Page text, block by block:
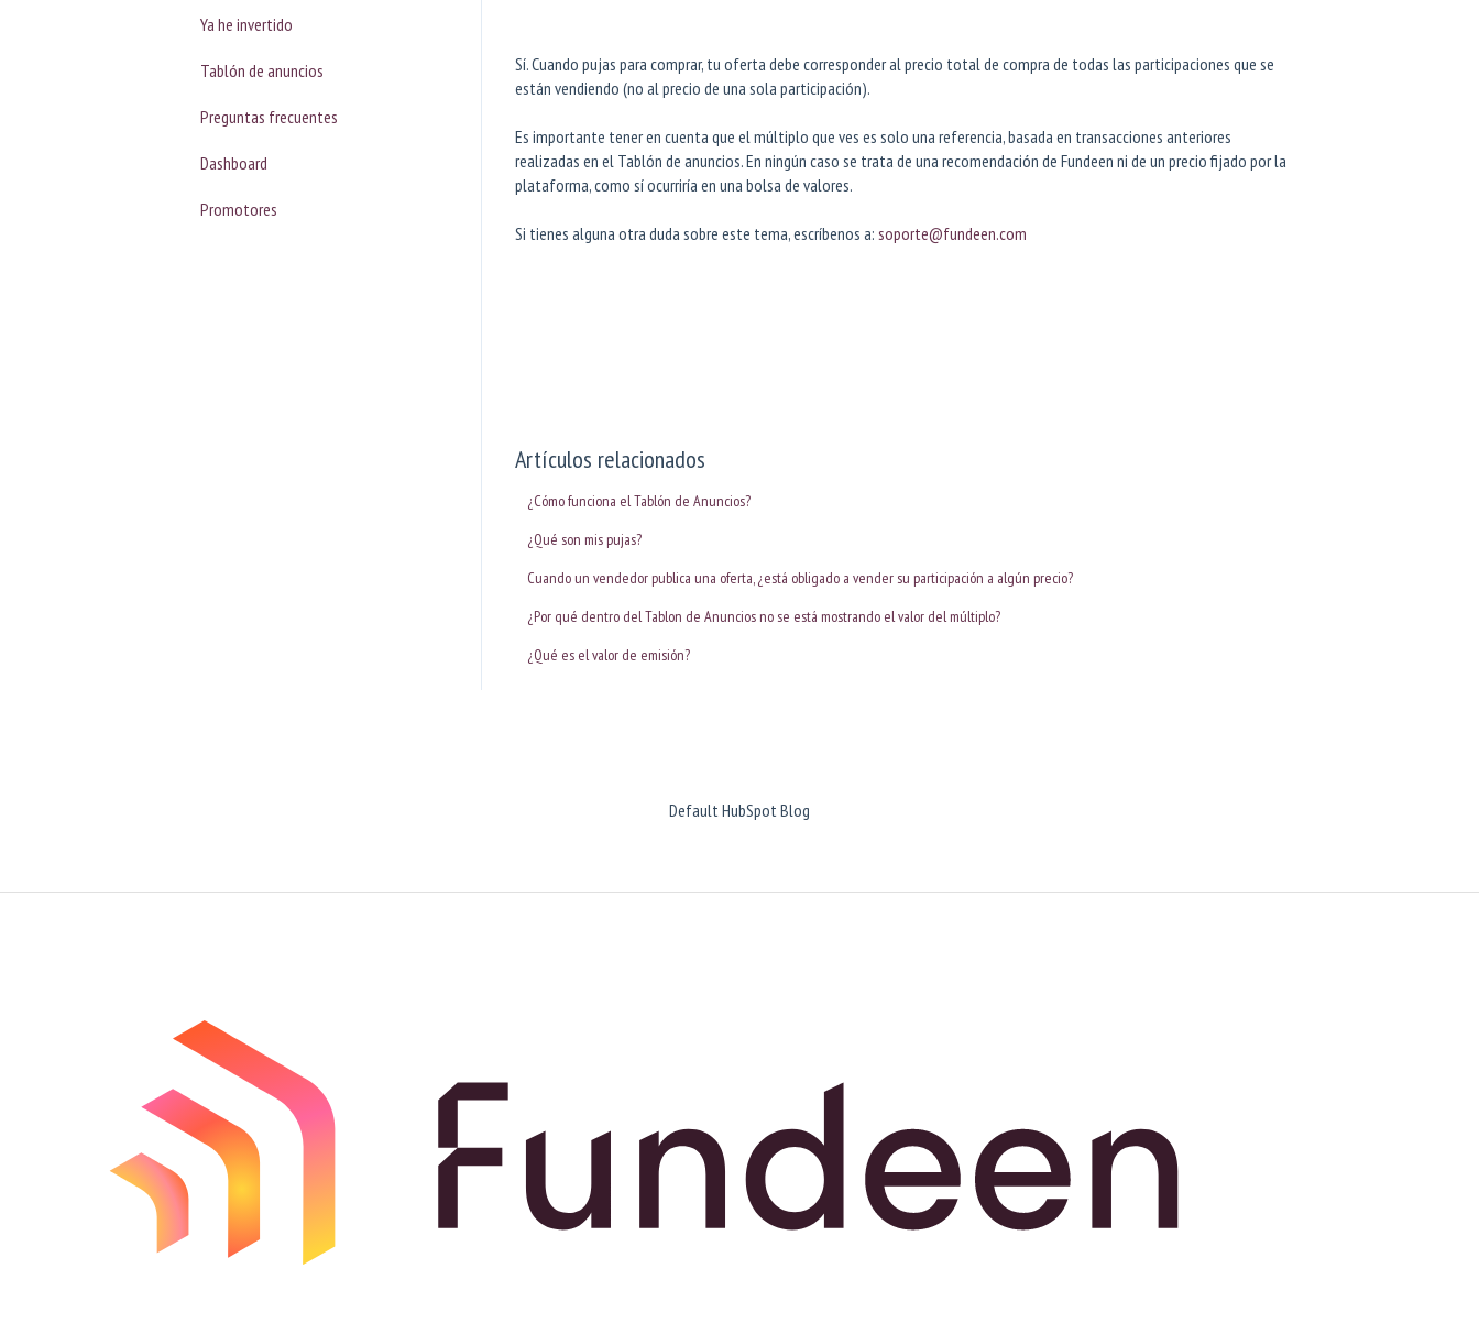
Sí. Cuando pujas para comprar, tu oferta debe corresponder al precio total de compra de todas las participaciones que se
están vendiendo (no al precio de una sola participación).
Es importante tener en cuenta que el múltiplo que ves es solo una referencia, basada en transacciones anteriores
realizadas en el Tablón de anuncios. En ningún caso se trata de una recomendación de Fundeen ni de un precio fijado por la
plataforma, como sí ocurriría en una bolsa de valores.
Si tienes alguna otra duda sobre este tema, escríbenos a: soporte@fundeen.com
Artículos relacionados
¿Cómo funciona el Tablón de Anuncios?
¿Qué son mis pujas?
Cuando un vendedor publica una oferta, ¿está obligado a vender su participación a algún precio?
¿Por qué dentro del Tablon de Anuncios no se está mostrando el valor del múltiplo?
¿Qué es el valor de emisión?
Ya he invertido
Tablón de anuncios
Preguntas frecuentes
Dashboard
Promotores
Default HubSpot Blog